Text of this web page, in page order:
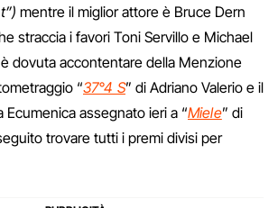
mentre il miglior attore è Bruce Dern
straccia i favori Toni Servillo e Michael
è dovuta accontentare della Menzione
“37°4 S” di Adriano Valerio e il
Ecumenica assegnato ieri a “Miele” di
trovare tutti i premi divisi per